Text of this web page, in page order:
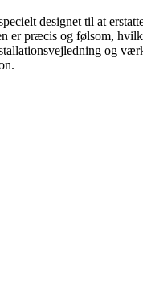
designet til at
er præcis og følsom,
og